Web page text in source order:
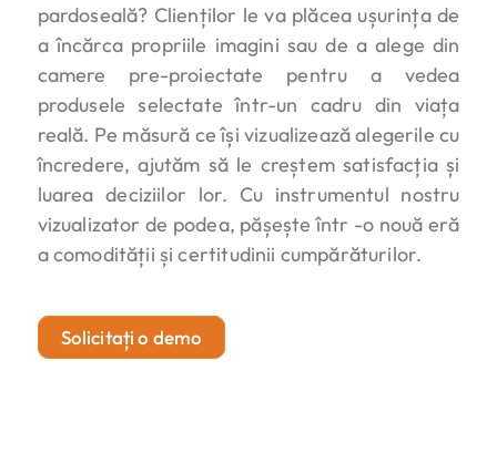
pardoseală? Clienților le va plăcea ușurința de
a încărca propriile imagini sau de a alege din
camere pre-proiectate pentru a vedea
produsele selectate într-un cadru din viața
reală. Pe măsură ce își vizualizează alegerile cu
încredere, ajutăm să le creștem satisfacția și
luarea deciziilor lor. Cu instrumentul nostru
vizualizator de podea, pășește într -o nouă eră
a comodității și certitudinii cumpărăturilor.
Solicitați o demo